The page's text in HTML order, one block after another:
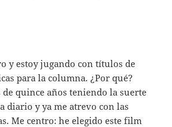
y estoy jugando con títulos de
para la columna. ¿Por qué?
quince años teniendo la suerte
diario y ya me atrevo con las
Me centro: he elegido este film